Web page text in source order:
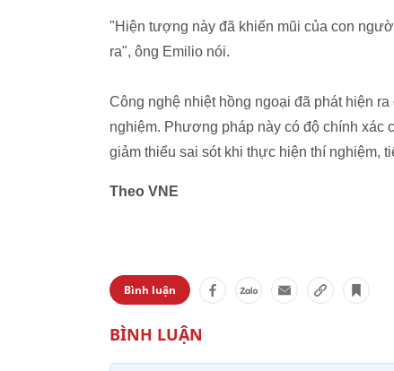
"Hiện tượng này đã khiến mũi của con
ra", ông Emilio nói.
Công nghệ nhiệt hồng ngoại đã phát hiện
nghiệm. Phương pháp này có độ chính xác
giảm thiểu sai sót khi thực hiện thí nghiệm,
Theo VNE
Bình luận